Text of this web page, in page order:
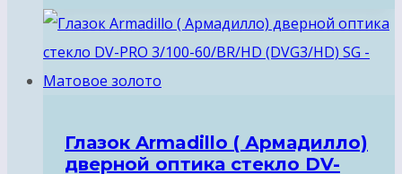
Глазок Armadillo ( Армадилло)
дверной оптика стекло DV-